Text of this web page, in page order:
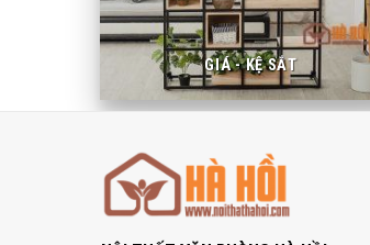
GIÁ - KỆ SẮT